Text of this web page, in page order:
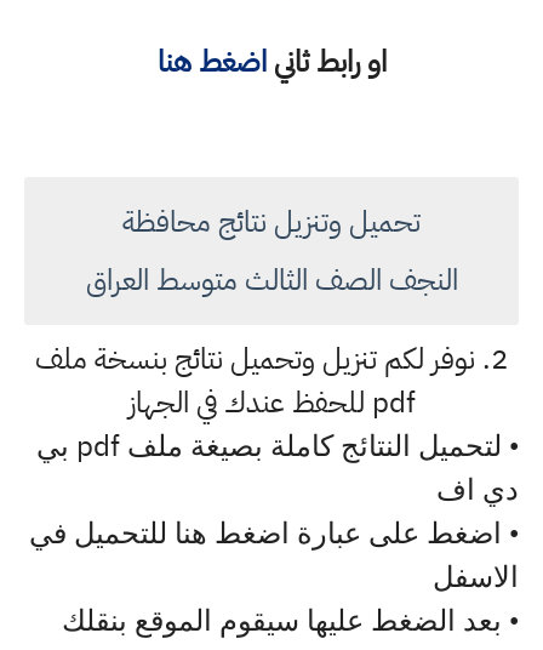
او رابط ثانياضغط هنا
تحميل وتنزيل نتائج محافظة
النجف الصف الثالث متوسط العراق
2. نوفر لكم تنزيل وتحميل نتائج بنسخة ملف
pdf للحفظ عندك في الجهاز
• لتحميل النتائج كاملة بصيغة ملف pdf بي
دي اف
• اضغط على عبارة اضغط هنا للتحميل في
الاسفل
• بعد الضغط عليها سيقوم الموقع بنقلك